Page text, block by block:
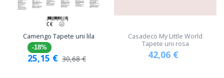
Camengo Tapete uni lila
-18%
25,15 € 30,68€
Casadeco My Little World
Tapete uni rosa
42,06 €